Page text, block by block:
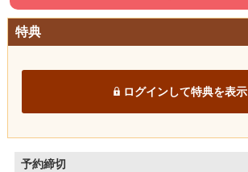
特典
ログインして特典を表示
予約締切